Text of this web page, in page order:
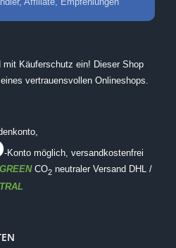
mit Käuferschutz ein! Dieser Shop
vertrauensvollen Onlineshops.
-Konto möglich , versandkostenfrei
CO2 neutraler Versand DHL /